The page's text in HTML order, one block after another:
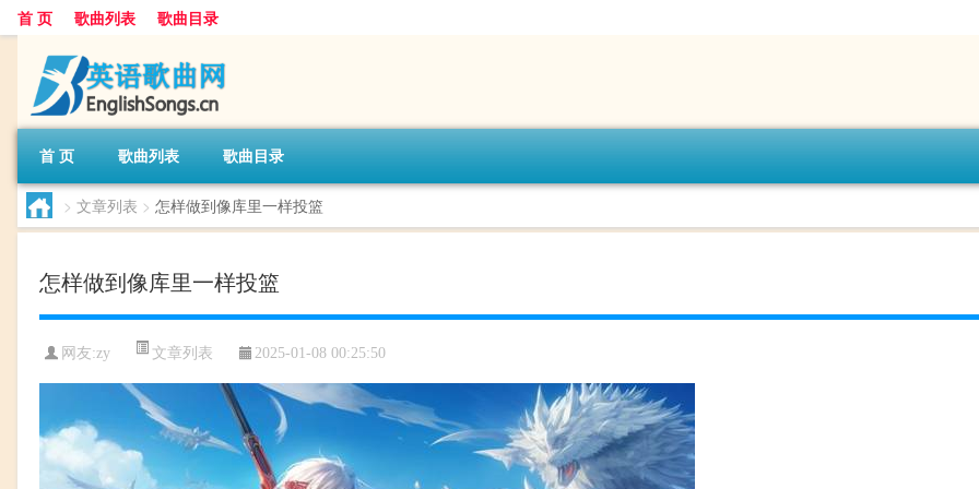
首 页 歌曲列表 歌曲目录
首 页 歌曲列表 歌曲目录
> 文章列表 > 怎样做到像库里一样投篮
怎样做到像库里一样投篮
网友:zy 文章列表 2025-01-08 00:25:50